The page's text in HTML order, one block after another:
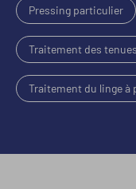
Pressing particulier
Traitement des
Traitement du linge à